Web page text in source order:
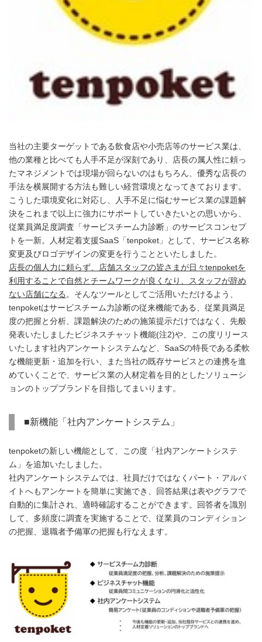
当社の主要ターゲットである飲食店や小売店等のサービス業は、
他の業種と比べても人手不足が深刻であり、店長の属人性に頼っ
たマネジメントでは現場が回らないのはもちろん、優秀な店長の
手法を横展開する方法も難しい経営環境となってきております。
こうした環境変化に対応し、人手不足に悩むサービス業の課題解
決をこれまで以上に強力にサポートしていきたいとの思いから、
従業員満足度調査「サービスチーム力診断」のサービスコンセプ
トを一新。人材定着支援SaaS「tenpoket」として、サービス名称
変更及びロゴデザインの変更を行うことといたしました。
店長の個人力に頼らず、店舗スタッフの皆さまが日々tenpoketを
利用することで自然とチームワークが良くなり、スタッフが辞め
ない店舗になる 。そんなツールとしてご活用いただけるよう、
tenpoketはサービスチーム力診断の従来機能である、従業員満足
度の把握と分析、課題解決のための施策提示だけではなく、先般
発表いたしましたビジネスチャット機能(注2)や、この度リリース
いたします社内アンケートシステムなど、SaaSの特長である柔軟
な機能更新・追加を行い、また当社の既存サービスとの連携を進
めていくことで、サービス業の人材定着を目的としたソリューシ
ョンのトップブランドを目指してまいります。
■新機能「社内アンケートシステム」
tenpoketの新しい機能として、この度「社内アンケートシステ
ム」を追加いたしました。
社内アンケートシステムでは、社員だけではなくパート・アルバ
イトへもアンケートを簡単に実施でき、回答結果は表やグラフで
自動的に集計され、適時確認することができます。回答者を識別
して、多頻度に調査を実施することで、従業員のコンディション
の把握、退職者予備軍の把握も行なえます。